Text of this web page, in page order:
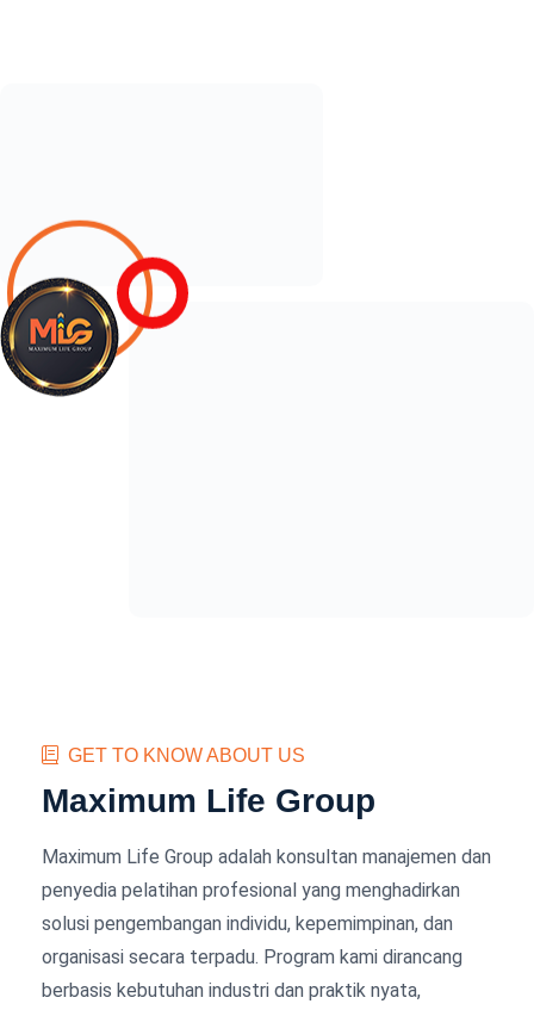
GET TO KNOW ABOUT US
Maximum Life Group
Maximum Life Group adalah konsultan manajemen dan
penyedia pelatihan profesional yang menghadirkan
solusi pengembangan individu, kepemimpinan, dan
organisasi secara terpadu. Program kami dirancang
berbasis kebutuhan industri dan praktik nyata,